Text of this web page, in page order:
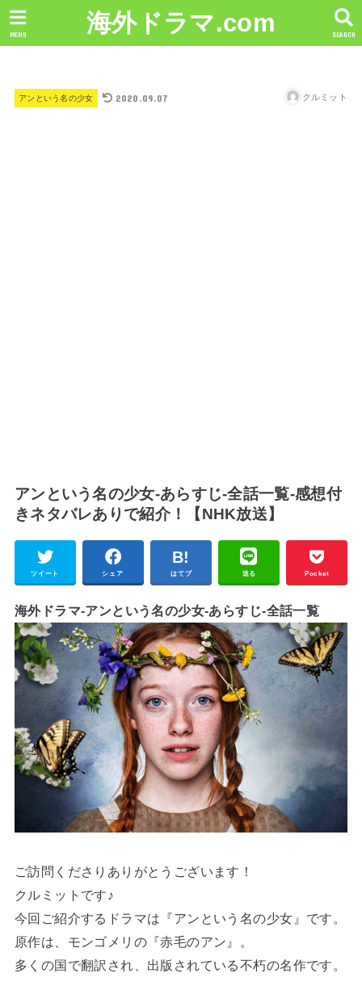
海外ドラマ.com SEARCH
MENU
アンという名の少女 2020.09.07 クルミット
アンという名の少女-あらすじ-全話一覧-感想付
きネタバレありで紹介！【NHK放送】
ツイート シェア はてブ 送る Pocket
海外ドラマ-アンという名の少女-あらすじ-全話一覧
ご訪問くださりありがとうございます！
クルミットです♪
今回ご紹介するドラマは『アンという名の少女』です。
原作は、モンゴメリの『赤毛のアン』。
多くの国で翻訳され、出版されている不朽の名作です。